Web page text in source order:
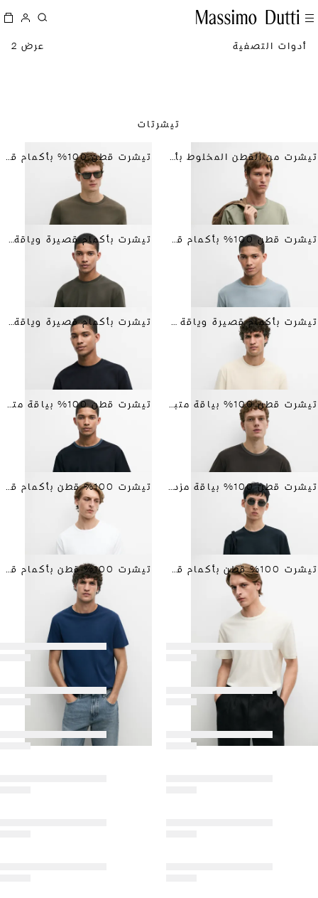
أدوات التصفية عرض 2
تيشرتات
تيشرت من القطن المخلوط بأكمام قصيرة تيشرت قطن 100% بأكمام قصيرة
تيشرت قطن 100% بأكمام قصيرة تيشرت بأكمام قصيرة وياقة متباينة
تيشرت بأكمام قصيرة وياقة متباينة تيشرت بأكمام قصيرة وياقة متباينة
تيشرت قطن 100% بياقة متباينة تيشرت قطن 100% بياقة متباينة
تيشرت قطن 100% بياقة مزدوجة تيشرت 100% قطن بأكمام قصيرة
تيشرت 100% قطن بأكمام قصيرة تيشرت 100% قطن بأكمام قصيرة